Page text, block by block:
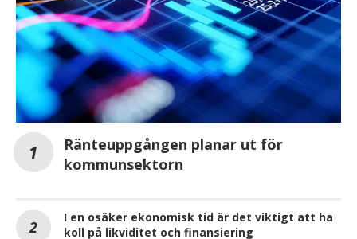
Ränteuppgången planar ut för
kommunsektorn
I en osäker ekonomisk tid är det viktigt att ha
koll på likviditet och finansiering